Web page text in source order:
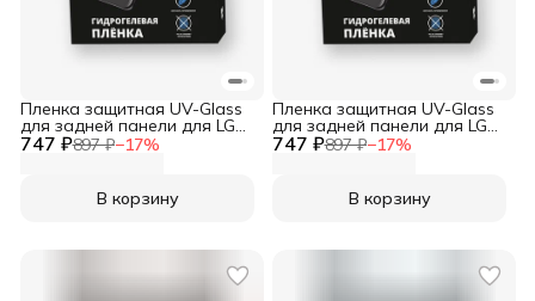
747 ₽897 ₽−17%
Пленка защитная UV-Glass
для задней панели для LG
V60 ThinQ
В корзину
747 ₽897 ₽−17%
Пленка защитная UV-Glass
для задней панели для LG
V50s ThinQ
В корзину